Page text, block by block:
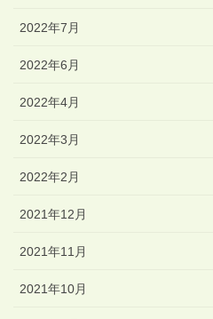
2022年7月
2022年6月
2022年4月
2022年3月
2022年2月
2021年12月
2021年11月
2021年10月